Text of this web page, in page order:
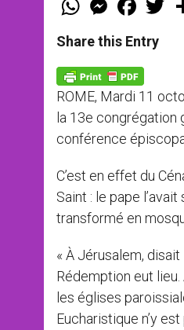
t
s
p
p
e
s
e
g
e
r
a
e
b
k
w
Share this Entry
ROME, Mardi 11
la 13e congrégation
conférence
C’est en effet du
Saint : le pape
transformé en
« À Jérusalem,
Rédemption eut lieu.
les églises
Eucharistique n’y est